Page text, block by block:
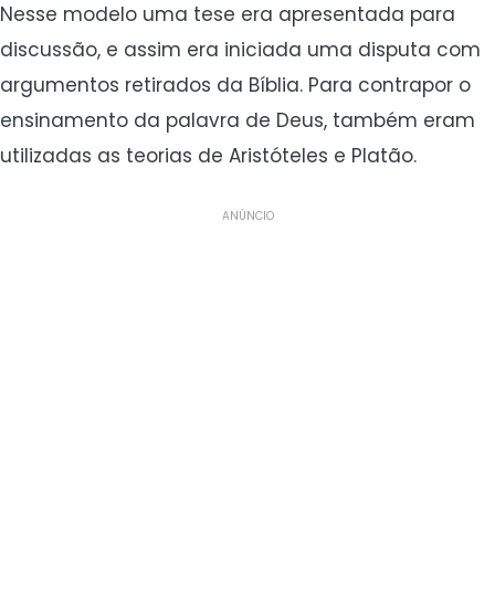
Nesse modelo uma tese era apresentada para
discussão, e assim era iniciada uma disputa com
argumentos retirados da Bíblia. Para contrapor o
ensinamento da palavra de Deus, também eram
utilizadas as teorias de Aristóteles e Platão.
ANÚNCIO